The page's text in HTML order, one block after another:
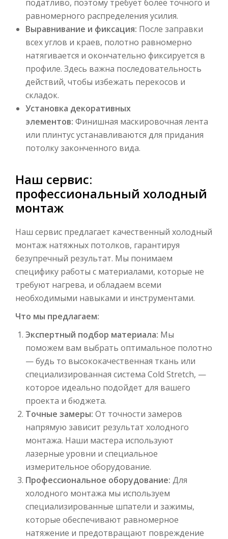
податливо, поэтому требует более точного и
равномерного распределения усилия.
Выравнивание и фиксация: После заправки
всех углов и краев, полотно равномерно
натягивается и окончательно фиксируется в
профиле. Здесь важна последовательность
действий, чтобы избежать перекосов и
складок.
Установка декоративных
элементов: Финишная маскировочная лента
или плинтус устанавливаются для придания
потолку законченного вида.
Наш сервис:
профессиональный холодный
монтаж
Наш сервис предлагает качественный холодный
монтаж натяжных потолков, гарантируя
безупречный результат. Мы понимаем
специфику работы с материалами, которые не
требуют нагрева, и обладаем всеми
необходимыми навыками и инструментами.
Что мы предлагаем:
Экспертный подбор материала: Мы
поможем вам выбрать оптимальное полотно
— будь то высококачественная ткань или
специализированная система Cold Stretch, —
которое идеально подойдет для вашего
проекта и бюджета.
Точные замеры: От точности замеров
напрямую зависит результат холодного
монтажа. Наши мастера используют
лазерные уровни и специальное
измерительное оборудование.
Профессиональное оборудование: Для
холодного монтажа мы используем
специализированные шпатели и зажимы,
которые обеспечивают равномерное
натяжение и предотвращают повреждение